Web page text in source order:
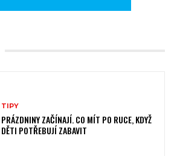
TIPY
PRÁZDNINY ZAČÍNAJÍ. CO MÍT PO RUCE, KDYŽ
DĚTI POTŘEBUJÍ ZABAVIT